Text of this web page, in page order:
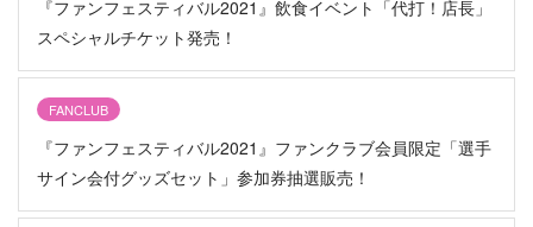
『ファンフェスティバル2021』飲食イベント「代打！店長」
スペシャルチケット発売！
FANCLUB
『ファンフェスティバル2021』ファンクラブ会員限定「選手
サイン会付グッズセット」参加券抽選販売！